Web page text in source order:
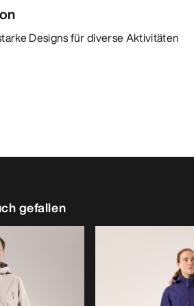
Designs für diverse Aktivitäten
gefallen